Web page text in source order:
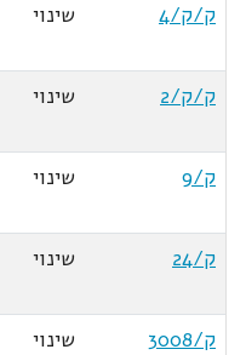
ק/ק/4
שינוי
ק/ק/2
שינוי
ק/9
שינוי
ק/24
שינוי
ק/3008
שינוי